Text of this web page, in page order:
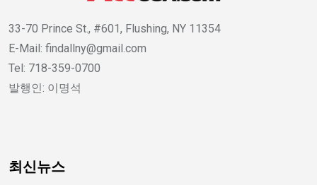
33-70 Prince St., #601, Flushing, NY 11354
E-Mail: findallny@gmail.com
Tel: 718-359-0700
발행인: 이명석
최신뉴스